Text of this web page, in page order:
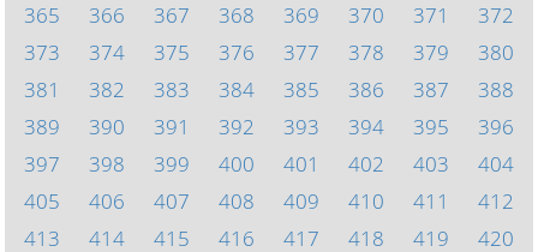
365
366 367 368 369 370 371
372
373
374 375 376 377 378 379
380
381
382 383 384 385 386 387
388
389
390 391 392 393 394 395
396
397
398 399 400 401 402 403
404
405
406 407 408 409 410 411
412
413
414 415 416 417 418 419 420